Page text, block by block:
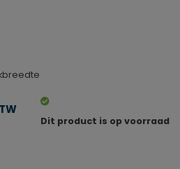
Dit product is op voorraad